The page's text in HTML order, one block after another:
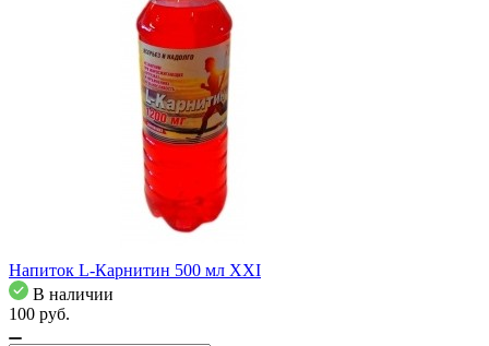
Напиток L-Карнитин 500 мл XXI
В наличии
100 pуб.